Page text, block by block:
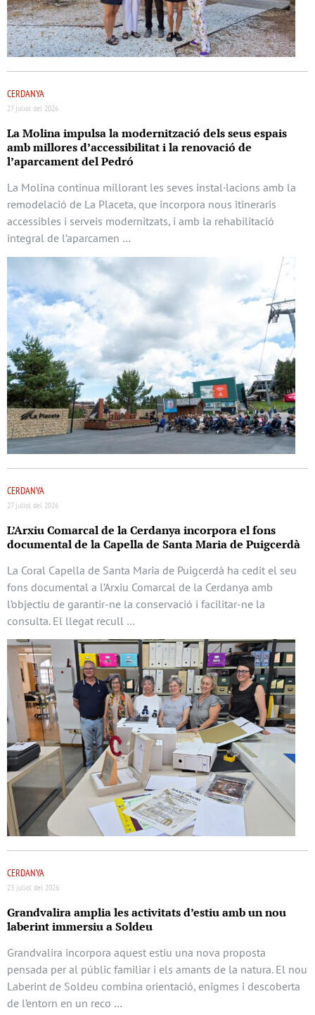
CERDANYA
27 juliol del 2026
La Molina impulsa la modernització dels seus espais
amb millores d’accessibilitat i la renovació de
l’aparcament del Pedró
La Molina continua millorant les seves instal·lacions amb la
remodelació de La Placeta, que incorpora nous itineraris
accessibles i serveis modernitzats, i amb la rehabilitació
integral de l’aparcamen …
CERDANYA
27 juliol del 2026
L’Arxiu Comarcal de la Cerdanya incorpora el fons
documental de la Capella de Santa Maria de Puigcerdà
La Coral Capella de Santa Maria de Puigcerdà ha cedit el seu
fons documental a l’Arxiu Comarcal de la Cerdanya amb
l’objectiu de garantir-ne la conservació i facilitar-ne la
consulta. El llegat recull …
CERDANYA
23 juliol del 2026
Grandvalira amplia les activitats d’estiu amb un nou
laberint immersiu a Soldeu
Grandvalira incorpora aquest estiu una nova proposta
pensada per al públic familiar i els amants de la natura. El nou
Laberint de Soldeu combina orientació, enigmes i descoberta
de l’entorn en un reco …